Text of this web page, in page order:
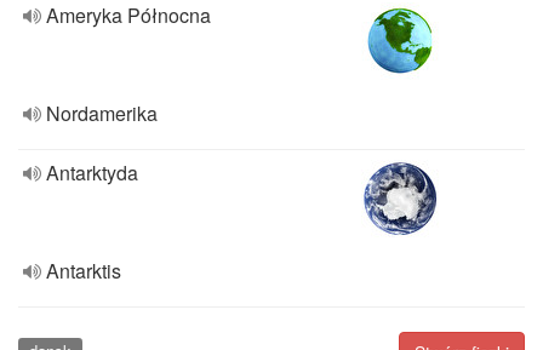
Ameryka Północna
Nordamerika
Antarktyda
Antarktis